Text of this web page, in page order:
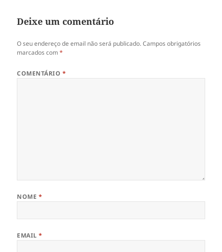
Deixe um comentário
O seu endereço de email não será publicado. Campos obrigatórios
marcados com*
COMENTÁRIO *
NOME *
EMAIL*